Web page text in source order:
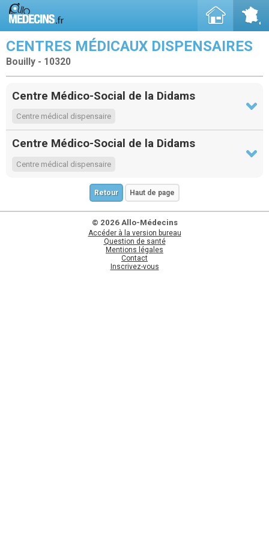
CENTRES MÉDICAUX DISPENSAIRES
Bouilly - 10320
Centre Médico-Social de la Didams
Centre médical dispensaire
Centre Médico-Social de la Didams
Centre médical dispensaire
Retour Haut de page
© 2026 Allo-Médecins
Accéder à la version bureau
Question de santé
Mentions légales
Contact
Inscrivez-vous